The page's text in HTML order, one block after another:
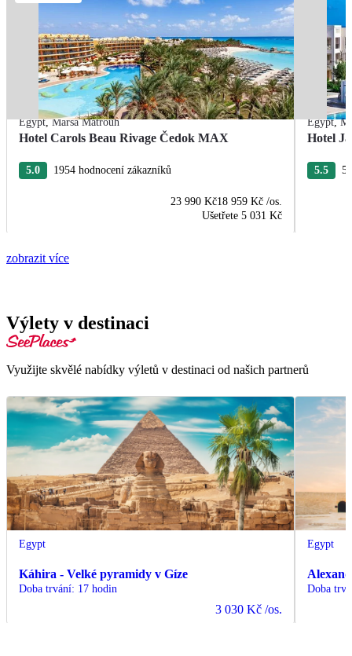
Egypt,Marsa Matrouh
Hotel Carols Beau Rivage Čedok MAX
5.0 1954 hodnocení zákazníků
23 990 Kč18 959 Kč /os.
Ušetřete 5 031 Kč
Egypt,
Hotel
5.5
zobrazit více
Výlety v destinaci
Využijte skvělé nabídky výletů v destinaci od našich partnerů
Egypt
Káhira - Velké pyramidy v Gíze
Doba trvání: 17 hodin
3 030 Kč /os.
Egypt
Doba